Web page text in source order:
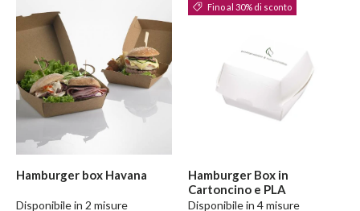
Hamburger box Havana
Disponibile in 2 misure
Fino al 30% di sconto
Hamburger Box in
Cartoncino e PLA
Disponibile in 4 misure